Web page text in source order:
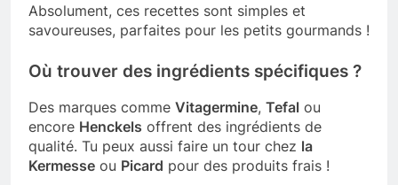
Absolument, ces recettes sont simples et
savoureuses, parfaites pour les petits gourmands !
Où trouver des ingrédients spécifiques ?
Des marques comme Vitagermine, Tefal ou
encore Henckels offrent des ingrédients de
qualité. Tu peux aussi faire un tour chez la
Kermesse ou Picard pour des produits frais !